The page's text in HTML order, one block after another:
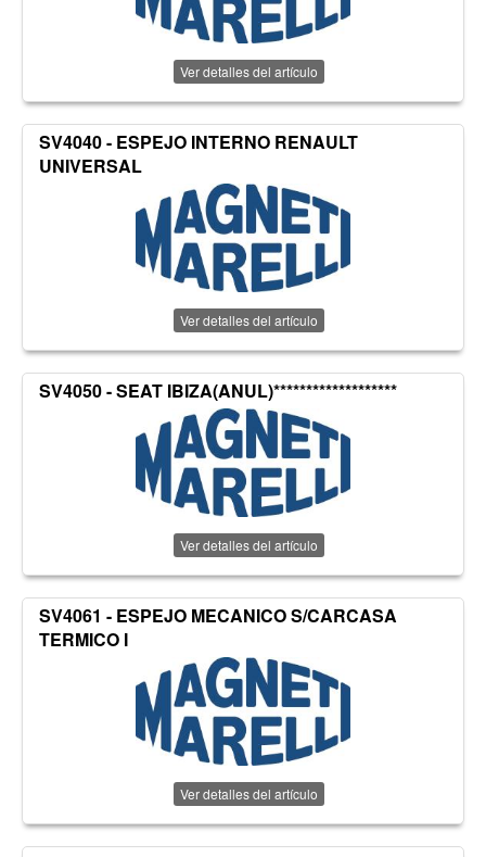
Ver detalles del artículo
SV4040 - ESPEJO INTERNO RENAULT
UNIVERSAL
Ver detalles del artículo
SV4050 - SEAT IBIZA(ANUL)*******************
Ver detalles del artículo
SV4061 - ESPEJO MECANICO S/CARCASA
TERMICO I
Ver detalles del artículo